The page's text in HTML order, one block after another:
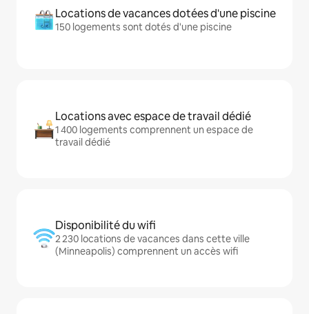
Locations de vacances dotées d'une piscine
150 logements sont dotés d'une piscine
Locations avec espace de travail dédié
1 400 logements comprennent un espace de
travail dédié
Disponibilité du wifi
2 230 locations de vacances dans cette ville
(Minneapolis) comprennent un accès wifi